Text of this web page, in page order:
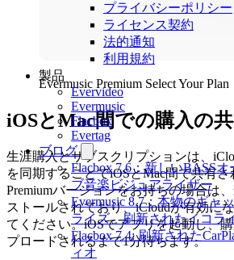
プライバシーポリシー
ライセンス契約
法的通知
利用規約
製品
Evervideo
Evermusic
Flacbox
Evertag
ブログ
Flacbox 7.6：新しいBASS
ブ音楽ビジュアライザー
Evermusic 8.7：本物のギャ
ライズ、刷新されたイコラ
Flacbox 7.4: 刷新された
ィオ
Evermusic Premium Select Your Plan
iOSとMac間での購入の
生涯購入とサブスクリプションは、
を同期することでiOSとMac間で共有
Premiumバージョンをお持ちの場合は
ストールされており、iCloudが有効に
てください。iOSでアプリを起動し、
プロードされるまで1分待ちます。